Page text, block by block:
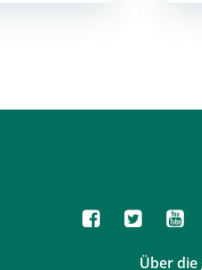
Über die